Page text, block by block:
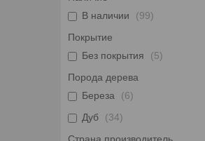
В наличии
99
Покрытие
Без покрытия
5
Порода дерева
Береза
6
Дуб
34